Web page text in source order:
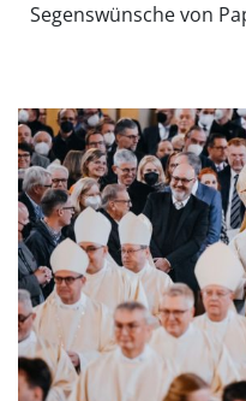
Segenswünsche von